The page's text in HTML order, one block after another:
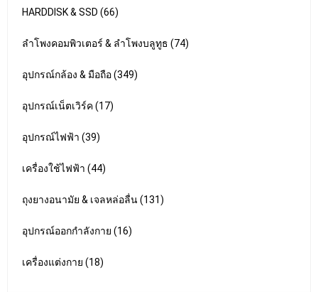
HARDDISK & SSD (66)
ลำโพงคอมพิวเตอร์ & ลำโพงบลูทูธ (74)
อุปกรณ์กล้อง & มือถือ (349)
อุปกรณ์เน็ตเวิร์ค (17)
อุปกรณ์ไฟฟ้า (39)
เครื่องใช้ไฟฟ้า (44)
ถุงยางอนามัย & เจลหล่อลื่น (131)
อุปกรณ์ออกกำลังกาย (16)
เครื่องแต่งกาย (18)